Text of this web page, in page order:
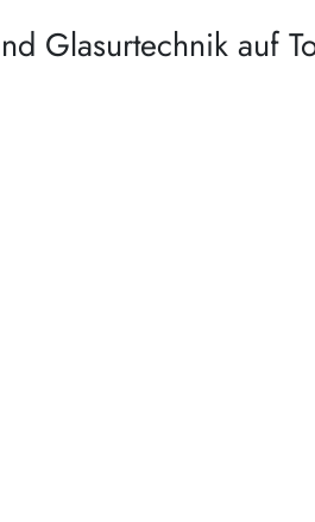
Glasurtechnik auf